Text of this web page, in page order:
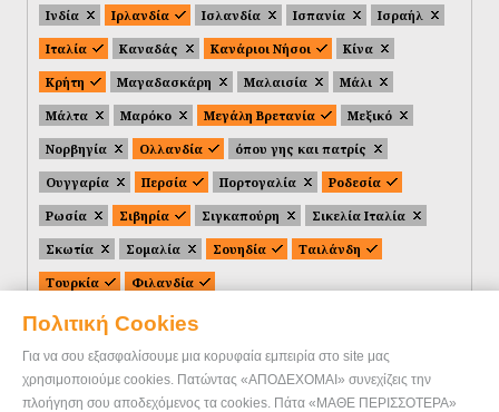
Πολιτική Cookies
Για να σου εξασφαλίσουμε μια κορυφαία εμπειρία στο site μας
χρησιμοποιούμε cookies. Πατώντας «ΑΠΟΔΕΧΟΜΑΙ» συνεχίζεις την
πλοήγηση σου αποδεχόμενος τα cookies. Πάτα «ΜΑΘΕ ΠΕΡΙΣΣΟΤΕΡΑ»
Ινδία
Ιρλανδία Ισλανδία Ισπανία
Ισραήλ
Ιταλία
Καναδάς Κανάριοι Νήσοι
Κίνα
Κρήτη
Μαγαδασκάρη Μαλαισία
Μάλι
Μάλτα
Μαρόκο Μεγάλη Βρετανία
Μεξικό
Νορβηγία
Ολλανδία
όπου γης και πατρίς
Ουγγαρία
Περσία Πορτογαλία
Ροδεσία
Ρωσία
Σιβηρία Σιγκαπούρη
Σικελία Ιταλία
Σκωτία
Σομαλία Σουηδία
Ταιλάνδη
Τουρκία
Φιλανδία